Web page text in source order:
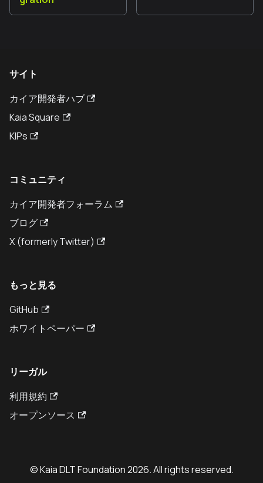
サイト
カイア開発者ハブ
Kaia Square
KIPs
コミュニティ
カイア開発者フォーラム
ブログ
X (formerly Twitter)
もっと見る
GitHub
ホワイトペーパー
リーガル
利用規約
オープンソース
© Kaia DLT Foundation 2026. All rights reserved.